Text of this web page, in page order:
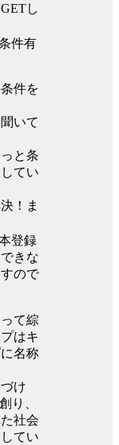
し
件有
件を
いて
と条
てい
！ま
登録
きな
ので
て綜
はキ
名称
け
り、
社会
てい